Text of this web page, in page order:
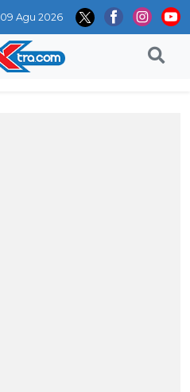
09 Agu 2026